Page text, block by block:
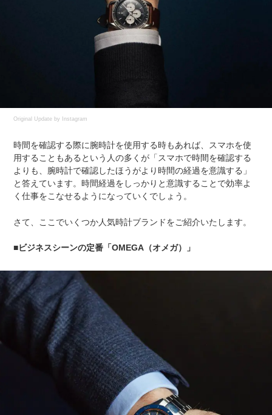
Original Update by Instagram
時間を確認する際に腕時計を使用する時もあれば、スマホを使
用することもあるという人の多くが「スマホで時間を確認する
よりも、腕時計で確認したほうがより時間の経過を意識する」
と答えています。時間経過をしっかりと意識することで効率よ
く仕事をこなせるようになっていくでしょう。
さて、ここでいくつか人気時計ブランドをご紹介いたします。
■ビジネスシーンの定番「OMEGA（オメガ）」